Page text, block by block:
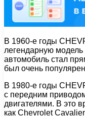
В 1960-е годы
легендарную
автомобиль стал
был очень
В 1980-е годы
с передним
двигателями. В это
как Chevrolet